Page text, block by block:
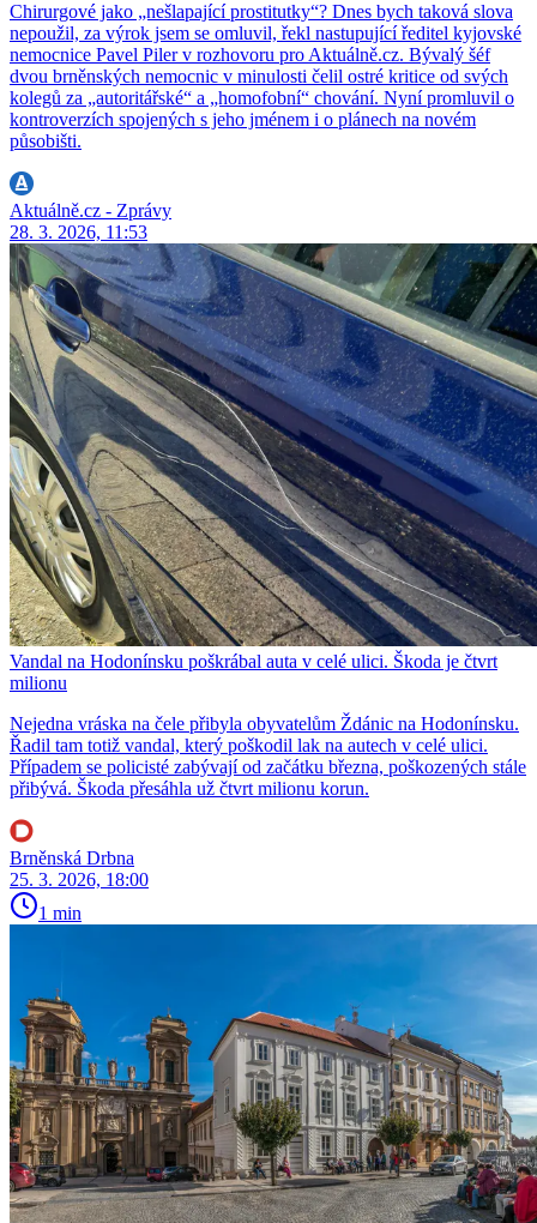
Chirurgové jako „nešlapající prostitutky“? Dnes bych taková slova
nepoužil, za výrok jsem se omluvil, řekl nastupující ředitel kyjovské
nemocnice Pavel Piler v rozhovoru pro Aktuálně.cz. Bývalý šéf
dvou brněnských nemocnic v minulosti čelil ostré kritice od svých
kolegů za „autoritářské“ a „homofobní“ chování. Nyní promluvil o
kontroverzích spojených s jeho jménem i o plánech na novém
působišti.
Aktuálně.cz - Zprávy
28. 3. 2026, 11:53
Vandal na Hodonínsku poškrábal auta v celé ulici. Škoda je čtvrt
milionu
Nejedna vráska na čele přibyla obyvatelům Ždánic na Hodonínsku.
Řadil tam totiž vandal, který poškodil lak na autech v celé ulici.
Případem se policisté zabývají od začátku března, poškozených stále
přibývá. Škoda přesáhla už čtvrt milionu korun.
Brněnská Drbna
25. 3. 2026, 18:00
1 min